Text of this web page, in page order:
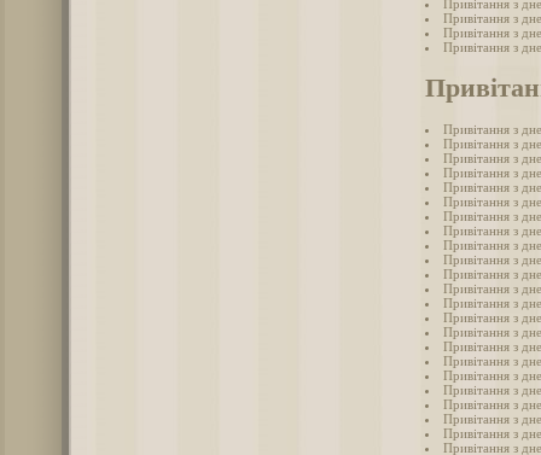
Привітання з
Привітання з
Привітання з
Привітання з
Привітання з
Привітання з
Привітання з
Привітання з
Привітання з
Привітання з
Привітання з
Привітання з
Привітання з
Привітання з
Привітання з
Привітання з
Привітання з
Привітання з
Привітання з
Привітання з
Привітання з
Привітання з
Привітання з
Привітання з
Привітання з
Привітання з
Привітання з